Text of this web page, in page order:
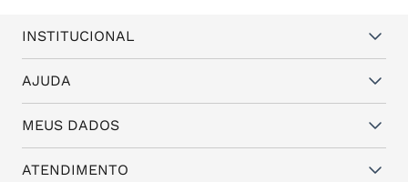
INSTITUCIONAL
Quem somos
Vantagens
Política de Trocas e Garantia
Política de Privacidade
Assistência Técnica
AJUDA
Dúvidas frequentes
Fale conosco
MEUS DADOS
Cadastro
ATENDIMENTO